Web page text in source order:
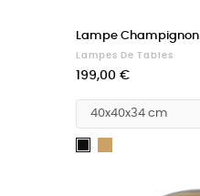
Lampe Champignon
Lampes De Tables
Prix
199,00 €